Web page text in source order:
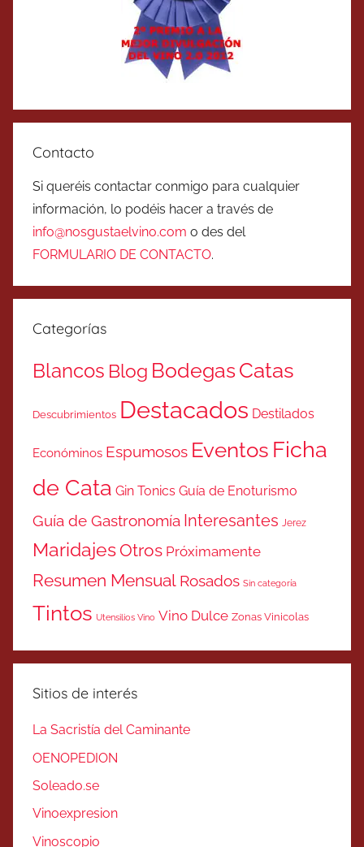
Contacto
Si queréis contactar conmigo para cualquier
información, lo podéis hacer a través de
info@nosgustaelvino.com o des del
FORMULARIO DE CONTACTO.
Categorías
Blancos Blog BodegasCatas
Descubrimientos Destacados Destilados
Económinos Espumosos Eventos Ficha
de Cata Gin Tonics Guía de Enoturismo
Guía de Gastronomía Interesantes Jerez
MaridajesOtros Próximamente
Resumen Mensual Rosados Sin categoría
Tintos Utensilios Vino Vino Dulce Zonas Vinicolas
Sitios de interés
La Sacristía del Caminante
OENOPEDION
Soleado.se
Vinoexpresion
Vinoscopio